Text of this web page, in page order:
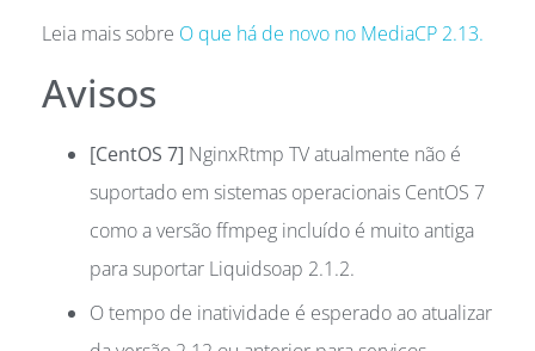
Leia mais sobre O que há de novo no MediaCP 2.13.
Avisos
[CentOS 7] NginxRtmp TV atualmente não é
suportado em sistemas operacionais CentOS 7
como a versão ffmpeg incluído é muito antiga
para suportar Liquidsoap 2.1.2.
O tempo de inatividade é esperado ao atualizar